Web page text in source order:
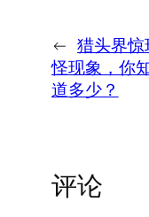
← 猎头界惊
怪现象，你
道多少？
评论